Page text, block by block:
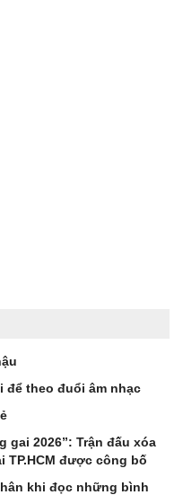
để theo đuổi âm nhạc
gai 2026”: Trận đấu xóa
TP.HCM được công bố
khi đọc những bình